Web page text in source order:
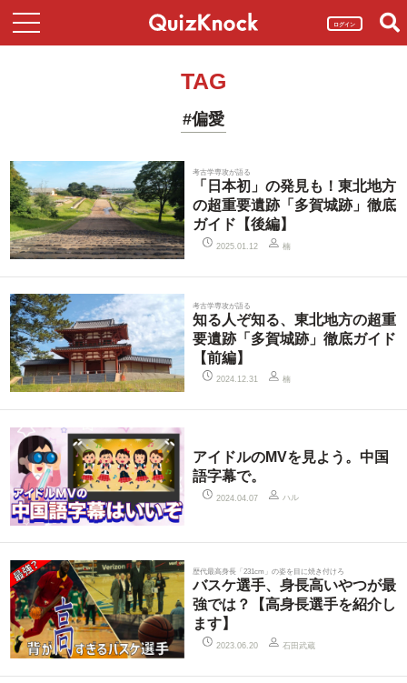
ログイン
TAG
#偏愛
考古学専攻が語る
「日本初」の発見も！東北地方
の超重要遺跡「多賀城跡」徹底
ガイド【後編】
2025.01.12 楠
考古学専攻が語る
知る人ぞ知る、東北地方の超重
要遺跡「多賀城跡」徹底ガイド
【前編】
2024.12.31 楠
アイドルのMVを見よう。中国
語字幕で。
2024.04.07 ハル
歴代最高身長「231cm」の姿を目に焼き付けろ
バスケ選手、身長高いやつが最
強では？【高身長選手を紹介し
ます】
2023.06.20 石田武蔵